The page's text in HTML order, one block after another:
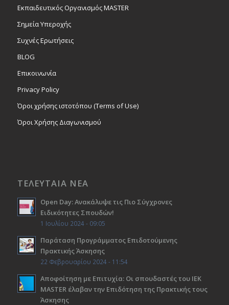
Εκπαιδευτικός Οργανισμός MASTER
Σημεία Υπεροχής
Συχνές Ερωτήσεις
BLOG
Επικοινωνία
Privacy Policy
Όροι χρήσης ιστοτόπου (Terms of Use)
Όροι Χρήσης Διαγωνισμού
ΤΕΛΕΥΤΑΙΑ ΝΕΑ
Open Day: Ανακάλυψε τις Πιο Σύγχρονες
Ειδικότητες Σπουδών!
1 Ιουλίου 2024 - 09:05
Παράταση Προγράμματος Επιδοτούμενης
Πρακτικής Άσκησης
22 Φεβρουαρίου 2024 - 11:54
Αποφοίτηση με Επιτυχία: Οι σπουδαστές του ΙΕΚ
ΜΑSTER έλαβαν την Επιδότηση της Πρακτικής τους
Άσκησης